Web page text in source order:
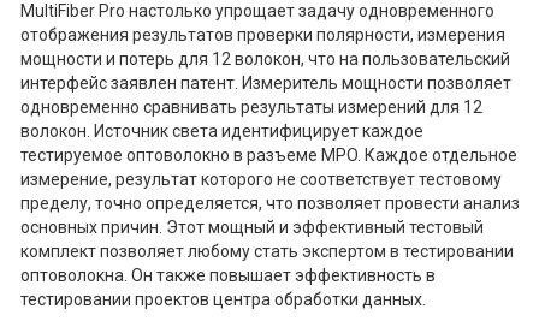
MultiFiber Pro настолько упрощает задачу одновременного
отображения результатов проверки полярности, измерения
мощности и потерь для 12 волокон, что на пользовательский
интерфейс заявлен патент. Измеритель мощности позволяет
одновременно сравнивать результаты измерений для 12
волокон. Источник света идентифицирует каждое
тестируемое оптоволокно в разъеме MPO. Каждое отдельное
измерение, результат которого не соответствует тестовому
пределу, точно определяется, что позволяет провести анализ
основных причин. Этот мощный и эффективный тестовый
комплект позволяет любому стать экспертом в тестировании
оптоволокна. Он также повышает эффективность в
тестировании проектов центра обработки данных.